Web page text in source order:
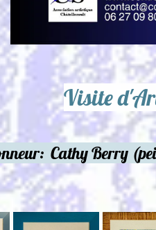
z-Ellerault
et Alain